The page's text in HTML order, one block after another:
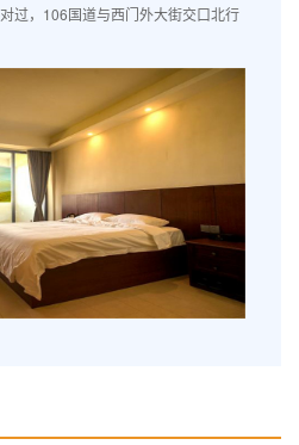
过，106国道与西门外大街交口北行